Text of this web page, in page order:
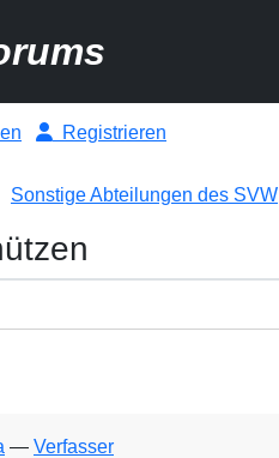
Registrieren
Sonstige Abteilungen des SVW
— Verfasser